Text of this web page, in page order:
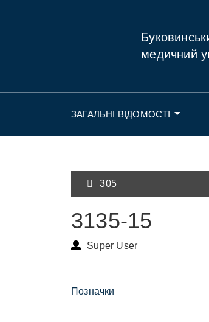
медичний
ЗАГАЛЬНІ ВІДОМОСТІ
305
3135-15
Super User
Позначки